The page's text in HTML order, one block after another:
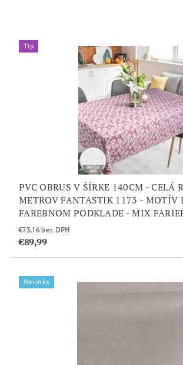
Tip
PVC OBRUS V ŠÍRKE 140CM - CELÁ
METROV FANTASTIK 1173 - MOTÍV
FAREBNOM PODKLADE - MIX
€73,16 bez DPH
€89,99
Novinka